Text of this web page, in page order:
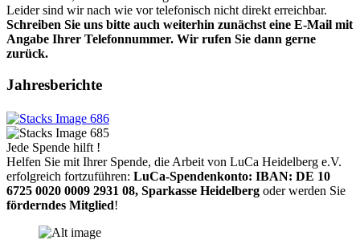
Leider sind wir nach wie vor telefonisch nicht direkt erreichbar.
Schreiben Sie uns bitte auch weiterhin zunächst eine E-Mail mit
Angabe Ihrer Telefonnummer. Wir rufen Sie dann gerne
zurück.
Jahresberichte
Jede Spende hilft !
Helfen Sie mit Ihrer Spende, die Arbeit von LuCa Heidelberg e.V.
erfolgreich fortzuführen: LuCa-Spendenkonto: IBAN: DE 10
6725 0020 0009 2931 08, Sparkasse Heidelberg oder werden Sie
förderndes Mitglied!